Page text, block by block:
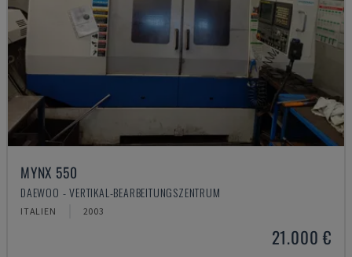
MYNX 550
DAEWOO - VERTIKAL-BEARBEITUNGSZENTRUM
ITALIEN 2003
21.000 €